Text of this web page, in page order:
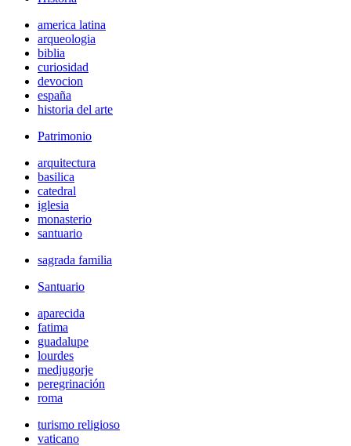
america latina
arqueologia
biblia
curiosidad
devocion
españa
historia del arte
Patrimonio
arquitectura
basilica
catedral
iglesia
monasterio
santuario
sagrada familia
Santuario
aparecida
fatima
guadalupe
lourdes
medjugorje
peregrinación
roma
turismo religioso
vaticano